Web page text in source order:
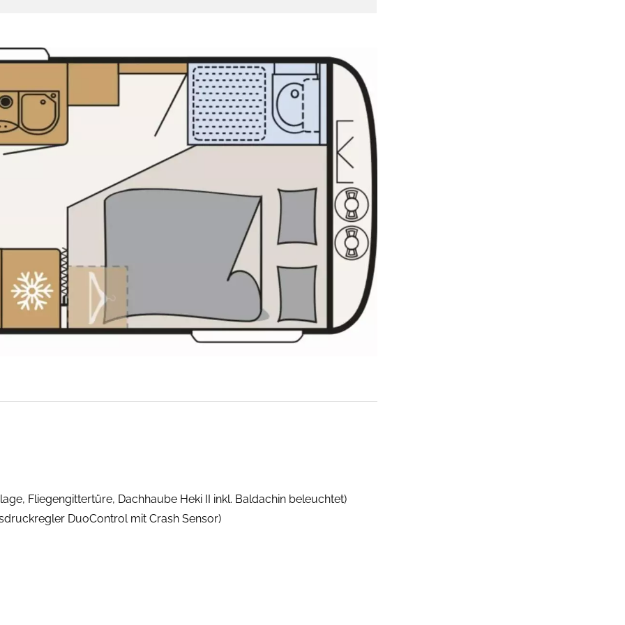
Fliegengittertüre, Dachhaube Heki II inkl. Baldachin beleuchtet)
DuoControl mit Crash Sensor)